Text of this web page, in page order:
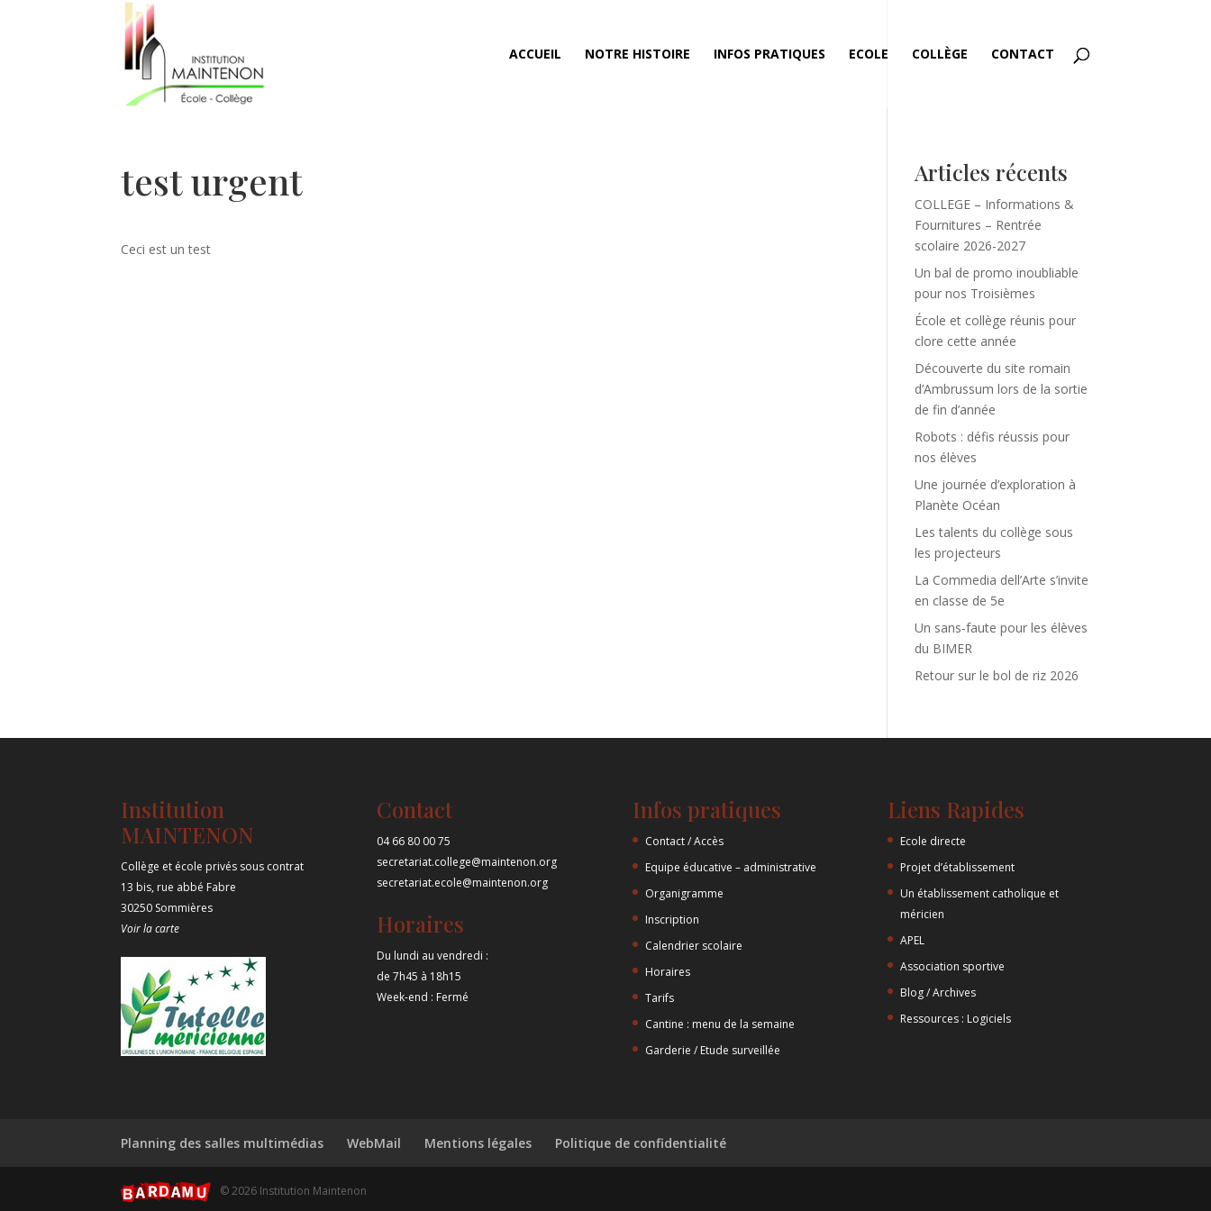
ACCUEIL NOTRE HISTOIRE INFOS PRATIQUES ECOLE COLLÈGE CONTACT
test urgent
Ceci est un test
Articles récents
COLLEGE – Informations &
Fournitures – Rentrée
scolaire 2026-2027
Un bal de promo inoubliable
pour nos Troisièmes
École et collège réunis pour
clore cette année
Découverte du site romain
d’Ambrussum lors de la sortie
de fin d’année
Robots : défis réussis pour
nos élèves
Une journée d’exploration à
Planète Océan
Les talents du collège sous
les projecteurs
La Commedia dell’Arte s’invite
en classe de 5e
Un sans‑faute pour les élèves
du BIMER
Retour sur le bol de riz 2026
Institution
MAINTENON
Collège et école privés sous contrat
13 bis, rue abbé Fabre
30250 Sommières
Voir la carte
Contact
04 66 80 00 75
secretariat.college@maintenon.org
secretariat.ecole@maintenon.org
Horaires
Du lundi au vendredi :
de 7h45 à 18h15
Week-end : Fermé
Infos pratiques
Contact / Accès
Equipe éducative – administrative
Organigramme
Inscription
Calendrier scolaire
Horaires
Tarifs
Cantine : menu de la semaine
Garderie / Etude surveillée
Liens Rapides
Ecole directe
Projet d’établissement
Un établissement catholique et
méricien
APEL
Association sportive
Blog / Archives
Ressources : Logiciels
Planning des salles multimédias WebMail Mentions légales Politique de confidentialité
© 2026 Institution Maintenon